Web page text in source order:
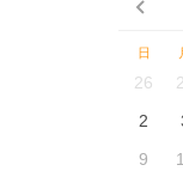
日
26
2
9